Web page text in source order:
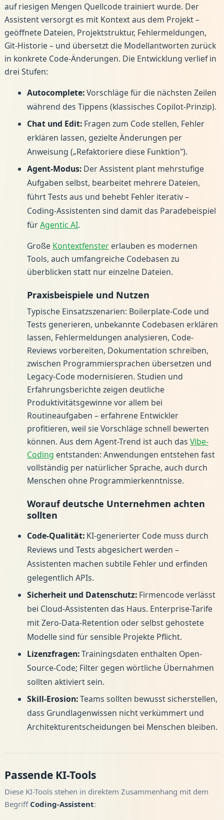
auf riesigen Mengen Quellcode trainiert wurde. Der
Assistent versorgt es mit Kontext aus dem Projekt –
geöffnete Dateien, Projektstruktur, Fehlermeldungen,
Git-Historie – und übersetzt die Modellantworten zurück
in konkrete Code-Änderungen. Die Entwicklung verlief in
drei Stufen:
Autocomplete:Vorschläge für die nächsten Zeilen
während des Tippens (klassisches Copilot-Prinzip).
Chat und Edit:Fragen zum Code stellen, Fehler
erklären lassen, gezielte Änderungen per
Anweisung („Refaktoriere diese Funktion").
Agent-Modus:Der Assistent plant mehrstufige
Aufgaben selbst, bearbeitet mehrere Dateien,
führt Tests aus und behebt Fehler iterativ –
Coding-Assistenten sind damit das Paradebeispiel
fürAgentic AI.
Große Kontextfenstererlauben es modernen
Tools, auch umfangreiche Codebasen zu
überblicken statt nur einzelne Dateien.
Praxisbeispiele und Nutzen
Typische Einsatzszenarien: Boilerplate-Code und
Tests generieren, unbekannte Codebasen erklären
lassen, Fehlermeldungen analysieren, Code-
Reviews vorbereiten, Dokumentation schreiben,
zwischen Programmiersprachen übersetzen und
Legacy-Code modernisieren. Studien und
Erfahrungsberichte zeigen deutliche
Produktivitätsgewinne vor allem bei
Routineaufgaben – erfahrene Entwickler
profitieren, weil sie Vorschläge schnell bewerten
können. Aus dem Agent-Trend ist auch das Vibe-
Coding entstanden: Anwendungen entstehen fast
vollständig per natürlicher Sprache, auch durch
Menschen ohne Programmierkenntnisse.
Worauf deutsche Unternehmen achten
sollten
Code-Qualität:KI-generierter Code muss durch
Reviews und Tests abgesichert werden –
Assistenten machen subtile Fehler und erfinden
gelegentlich APIs.
Sicherheit und Datenschutz:Firmencode verlässt
bei Cloud-Assistenten das Haus. Enterprise-Tarife
mit Zero-Data-Retention oder selbst gehostete
Modelle sind für sensible Projekte Pflicht.
Lizenzfragen:Trainingsdaten enthalten Open-
Source-Code; Filter gegen wörtliche Übernahmen
sollten aktiviert sein.
Skill-Erosion:Teams sollten bewusst sicherstellen,
dass Grundlagenwissen nicht verkümmert und
Architekturentscheidungen bei Menschen bleiben.
Passende KI-Tools
Diese KI-Tools stehen in direktem Zusammenhang mit dem
Begriff Coding-Assistent: